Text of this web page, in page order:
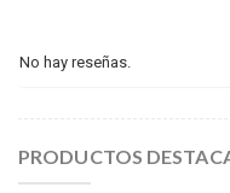
No hay reseñas.
PRODUCTOS